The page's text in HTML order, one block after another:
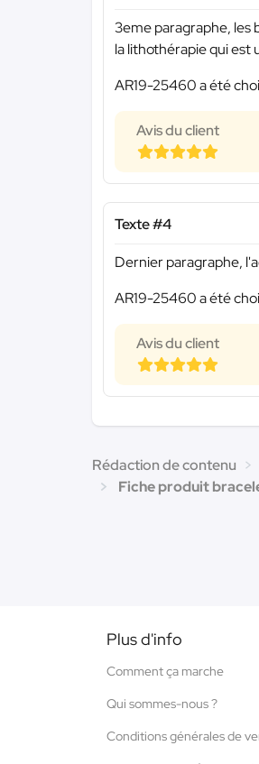
3eme paragraphe, les
la lithothérapie qui est
AR19-25460 a été
Avis du client
Texte #4
Dernier paragraphe,
AR19-25460 a été
Avis du client
Rédaction de contenu
Fiche produit
Plus d'info
Comment ça marche
Qui sommes-nous ?
Conditions générales de